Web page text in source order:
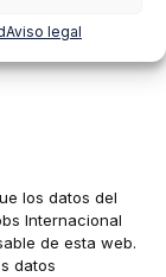
Aviso legal
los datos del
Internacional
de esta web.
datos